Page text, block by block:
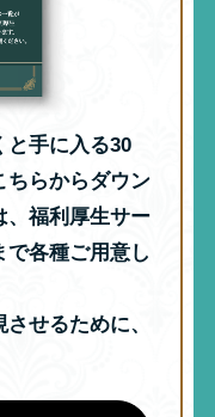
と手に入る30
ちらからダウン
、福利厚生サー
で各種ご用意し
せるために、